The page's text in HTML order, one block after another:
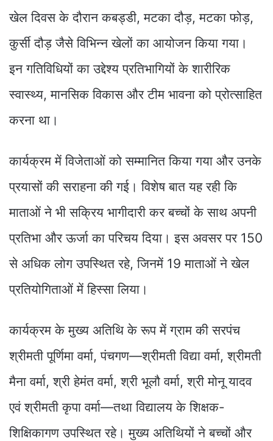
खेल दिवस के दौरान कबड्डी, मटका दौड़, मटका फोड़,
कुर्सी दौड़ जैसे विभिन्न खेलों का आयोजन किया गया।
इन गतिविधियों का उद्देश्य प्रतिभागियों के शारीरिक
स्वास्थ्य, मानसिक विकास और टीम भावना को प्रोत्साहित
करना था।
कार्यक्रम में विजेताओं को सम्मानित किया गया और उनके
प्रयासों की सराहना की गई। विशेष बात यह रही कि
माताओं ने भी सक्रिय भागीदारी कर बच्चों के साथ अपनी
प्रतिभा और ऊर्जा का परिचय दिया। इस अवसर पर 150
से अधिक लोग उपस्थित रहे, जिनमें 19 माताओं ने खेल
प्रतियोगिताओं में हिस्सा लिया।
कार्यक्रम के मुख्य अतिथि के रूप में ग्राम की सरपंच
श्रीमती पूर्णिमा वर्मा, पंचगण—श्रीमती विद्या वर्मा, श्रीमती
मैना वर्मा, श्री हेमंत वर्मा, श्री भूलौ वर्मा, श्री मोनू यादव
एवं श्रीमती कृपा वर्मा—तथा विद्यालय के शिक्षक-
शिक्षिकागण उपस्थित रहे। मुख्य अतिथियों ने बच्चों और